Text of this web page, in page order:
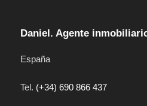
Daniel. Agente
España
Tel. (+34) 690 866 437